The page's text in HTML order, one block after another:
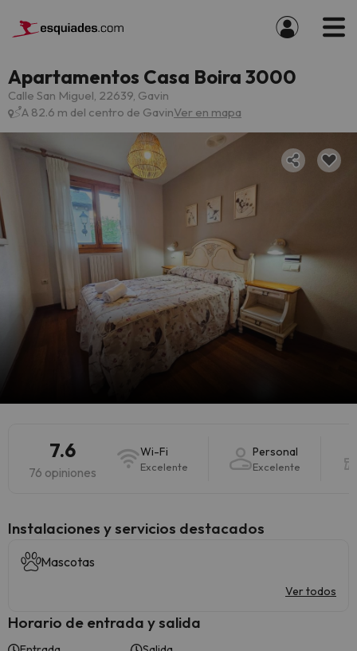
Apartamentos Casa Boira 3000
Calle San Miguel, 22639, Gavin
A 82.6 m del centro de GavinVer en mapa
7.6
76 opiniones
Wi-Fi
Excelente
Personal
Excelente
Instalaciones y servicios destacados
Mascotas
Ver todos
Horario de entrada y salida